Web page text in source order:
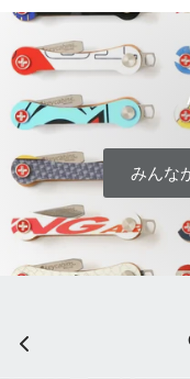
みんな